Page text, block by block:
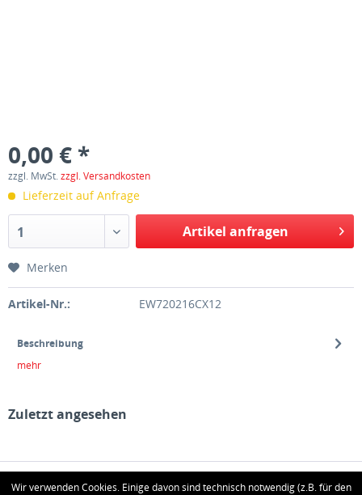
0,00 € *
zzgl. MwSt.zzgl. Versandkosten
Lieferzeit auf Anfrage
1 Artikel anfragen
Merken
Artikel-Nr.: EW720216CX12
Beschreibung
mehr
Zuletzt angesehen
Wir verwenden Cookies. Einige davon sind technisch notwendig (z.B. für den